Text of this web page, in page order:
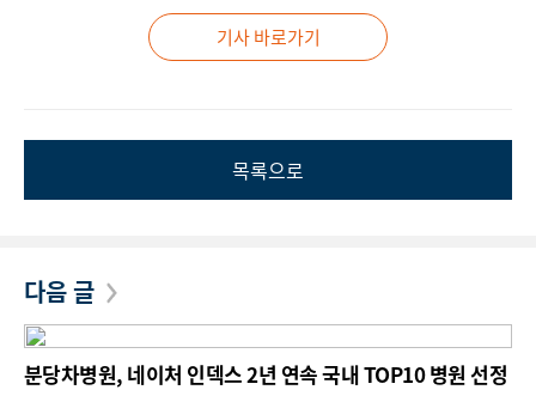
기사 바로가기
목록으로
다음 글
분당차병원, 네이처 인덱스 2년 연속 국내 TOP10 병원 선정